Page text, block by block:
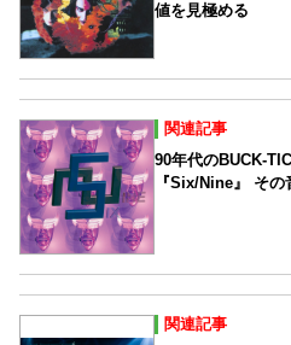
値を見極める
関連記事
90年代のBUCK-
『Six/Nine』 そ
関連記事